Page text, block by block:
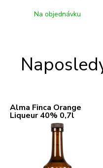
Na objednávku
Alma Finca Orange
Liqueur 40% 0,7l